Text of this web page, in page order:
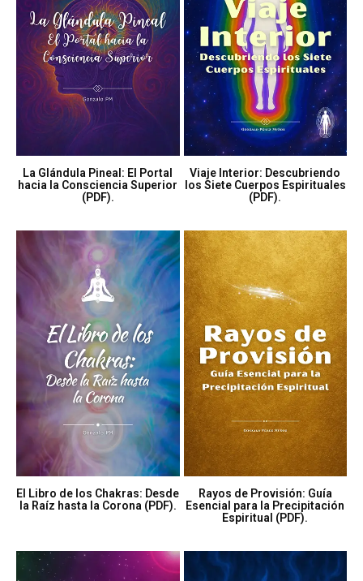
La Glándula Pineal: El Portal
hacia la Consciencia Superior
(PDF).
Viaje Interior: Descubriendo
los Siete Cuerpos Espirituales
(PDF).
El Libro de los Chakras: Desde
la Raíz hasta la Corona (PDF).
Rayos de Provisión: Guía
Esencial para la Precipitación
Espiritual (PDF).